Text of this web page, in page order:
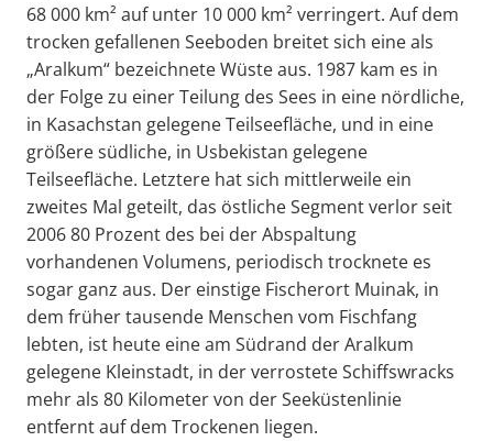
68 000 km² auf unter 10 000 km² verringert. Auf dem
trocken gefallenen Seeboden breitet sich eine als
„Aralkum“ bezeichnete Wüste aus. 1987 kam es in
der Folge zu einer Teilung des Sees in eine nördliche,
in Kasachstan gelegene Teilseefläche, und in eine
größere südliche, in Usbekistan gelegene
Teilseefläche. Letztere hat sich mittlerweile ein
zweites Mal geteilt, das östliche Segment verlor seit
2006 80 Prozent des bei der Abspaltung
vorhandenen Volumens, periodisch trocknete es
sogar ganz aus. Der einstige Fischerort Muinak, in
dem früher tausende Menschen vom Fischfang
lebten, ist heute eine am Südrand der Aralkum
gelegene Kleinstadt, in der verrostete Schiffswracks
mehr als 80 Kilometer von der Seeküstenlinie
entfernt auf dem Trockenen liegen.